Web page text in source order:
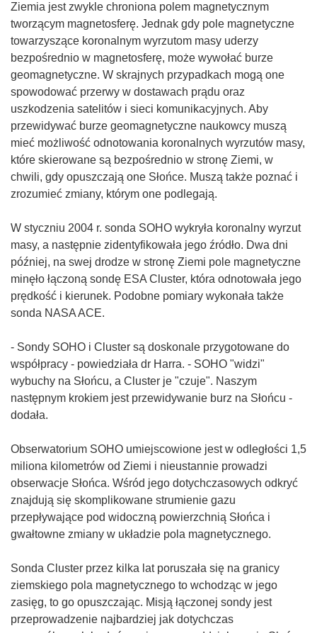
Ziemia jest zwykle chroniona polem magnetycznym
tworzącym magnetosferę. Jednak gdy pole magnetyczne
towarzyszące koronalnym wyrzutom masy uderzy
bezpośrednio w magnetosferę, może wywołać burze
geomagnetyczne. W skrajnych przypadkach mogą one
spowodować przerwy w dostawach prądu oraz
uszkodzenia satelitów i sieci komunikacyjnych. Aby
przewidywać burze geomagnetyczne naukowcy muszą
mieć możliwość odnotowania koronalnych wyrzutów masy,
które skierowane są bezpośrednio w stronę Ziemi, w
chwili, gdy opuszczają one Słońce. Muszą także poznać i
zrozumieć zmiany, którym one podlegają.
W styczniu 2004 r. sonda SOHO wykryła koronalny wyrzut
masy, a następnie zidentyfikowała jego źródło. Dwa dni
później, na swej drodze w stronę Ziemi pole magnetyczne
minęło łączoną sondę ESA Cluster, która odnotowała jego
prędkość i kierunek. Podobne pomiary wykonała także
sonda NASA ACE.
- Sondy SOHO i Cluster są doskonale przygotowane do
współpracy - powiedziała dr Harra. - SOHO "widzi"
wybuchy na Słońcu, a Cluster je "czuje". Naszym
następnym krokiem jest przewidywanie burz na Słońcu -
dodała.
Obserwatorium SOHO umiejscowione jest w odległości 1,5
miliona kilometrów od Ziemi i nieustannie prowadzi
obserwacje Słońca. Wśród jego dotychczasowych odkryć
znajdują się skomplikowane strumienie gazu
przepływające pod widoczną powierzchnią Słońca i
gwałtowne zmiany w układzie pola magnetycznego.
Sonda Cluster przez kilka lat poruszała się na granicy
ziemskiego pola magnetycznego to wchodząc w jego
zasięg, to go opuszczając. Misją łączonej sondy jest
przeprowadzenie najbardziej jak dotychczas